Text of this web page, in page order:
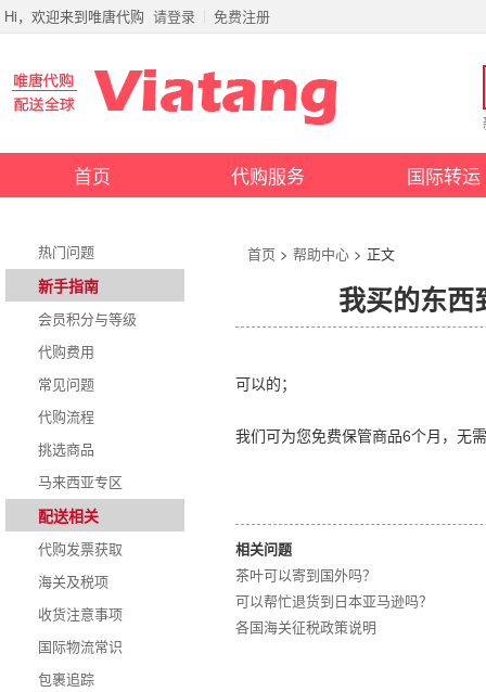
Hi，欢迎来到唯唐代购 请登录 免费注册
首页 代购服务 国际转运
热门问题
新手指南
会员积分与等级
代购费用
常见问题
代购流程
挑选商品
马来西亚专区
配送相关
代购发票获取
海关及税项
收货注意事项
国际物流常识
包裹追踪
首页 > 帮助中心 > 正文
我买的东西
可以的；
我们可为您免费保管商品6个月，无
相关问题
茶叶可以寄到国外吗？
可以帮忙退货到日本亚马逊吗？
各国海关征税政策说明